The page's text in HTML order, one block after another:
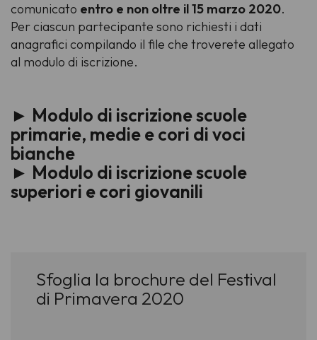
comunicato entro e non oltre il 15 marzo 2020.
Per ciascun partecipante sono richiesti i dati
anagrafici compilando il file che troverete allegato
al modulo di iscrizione.
► Modulo di iscrizione scuole
primarie, medie e cori di voci
bianche
► Modulo di iscrizione scuole
superiori e cori giovanili
Sfoglia la brochure del Festival
di Primavera 2020